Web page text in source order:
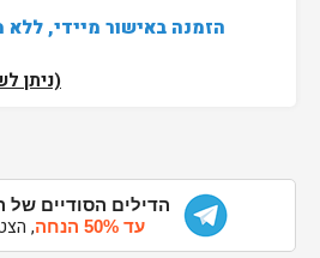
הזמנה באישור מיידי,
(ניתן
הדילים הסודיים
עד 50% הנחה
,